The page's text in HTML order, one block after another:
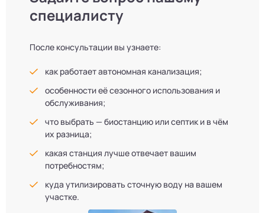
специалисту
После консультации вы узнаете:
как работает автономная канализация;
особенности её сезонного использования и
обслуживания;
что выбрать — биостанцию или септик и в чём
их разница;
какая станция лучше отвечает вашим
потребностям;
куда утилизировать сточную воду на вашем
участке.